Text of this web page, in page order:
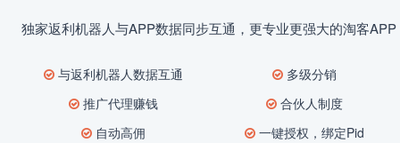
独家返利机器人与APP数据同步互通，更专业更强大的淘客APP
与返利机器人数据互通
多级分销
推广代理赚钱
合伙人制度
自动高佣
一键授权，绑定Pid